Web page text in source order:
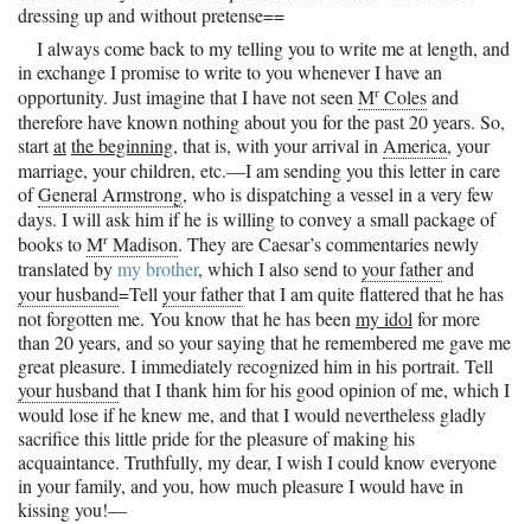
dressing up and without pretense==
I always come back to my telling you to write me at length, and
in exchange I promise to write to you whenever I have an
opportunity. Just imagine that I have not seen Mr Colesand
therefore have known nothing about you for the past 20 years. So,
startatthe beginning, that is, with your arrival in America, your
marriage, your children, etc.—I am sending you this letter in care
ofGeneral Armstrong, who is dispatching a vessel in a very few
days. I will ask him if he is willing to convey a small package of
books toMr Madison. They are Caesar’s commentaries newly
translated bymy brother, which I also send toyour fatherand
your husband=Tellyour fatherthat I am quite flattered that he has
not forgotten me. You know that he has beenmy idolfor more
than 20 years, and so your saying that he remembered me gave me
great pleasure. I immediately recognized him in his portrait. Tell
your husbandthat I thank him for his good opinion of me, which I
would lose if he knew me, and that I would nevertheless gladly
sacrifice this little pride for the pleasure of making his
acquaintance. Truthfully, my dear, I wish I could know everyone
in your family, and you, how much pleasure I would have in
kissing you!—